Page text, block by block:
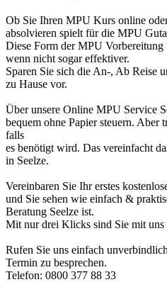
Ob Sie Ihren MPU Kurs online
absolvieren spielt für die MPU
Diese Form der MPU Vorbereitung
wenn nicht sogar effektiver.
Sparen Sie sich die An-, Ab Reise
zu Hause vor.
Über unsere Online MPU Service
bequem ohne Papier steuern. Aber
falls
es benötigt wird. Das vereinfacht
in Seelze.
Vereinbaren Sie Ihr erstes
und Sie sehen wie einfach &
Beratung Seelze ist.
Mit nur drei Klicks sind Sie mit uns
Rufen Sie uns einfach
Termin zu besprechen.
Telefon: 0800 377 88 33